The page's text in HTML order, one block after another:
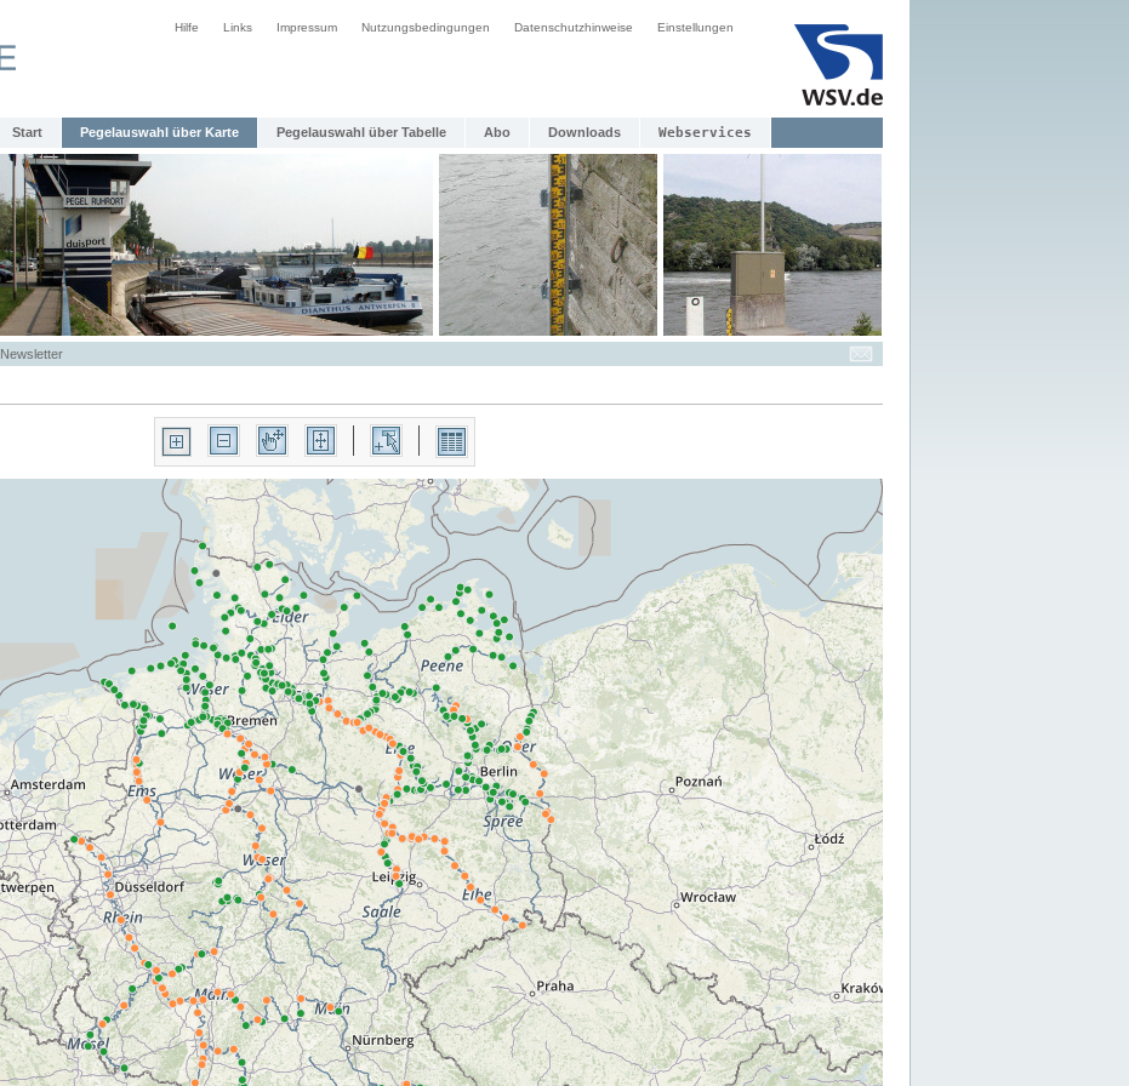
Hilfe Links Impressum Nutzungsbedingungen Datenschutzhinweise Einstellungen
Start Pegelauswahl über Karte Pegelauswahl über Tabelle Abo Downloads Webservices
Newsletter